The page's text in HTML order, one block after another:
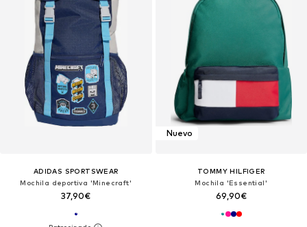
ADIDAS SPORTSWEAR
Mochila deportiva 'Minecraft'
37,90€
Nuevo
TOMMY HILFIGER
Mochila 'Essential'
69,90€